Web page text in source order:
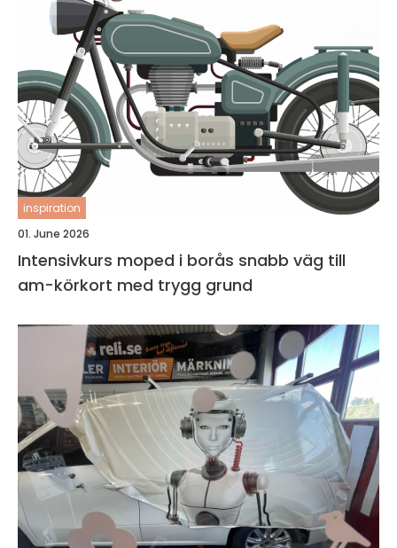
inspiration
01. June 2026
Intensivkurs moped i borås snabb väg till
am-körkort med trygg grund